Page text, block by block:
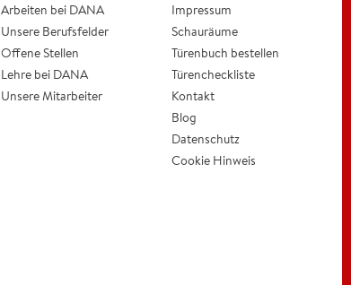
Arbeiten bei DANA
Unsere Berufsfelder
Offene Stellen
Lehre bei DANA
Unsere Mitarbeiter
Impressum
Schauräume
Türenbuch bestellen
Türencheckliste
Kontakt
Blog
Datenschutz
Cookie Hinweis